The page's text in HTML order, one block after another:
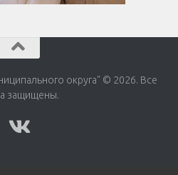
округа" © 2026. Все
защищены.